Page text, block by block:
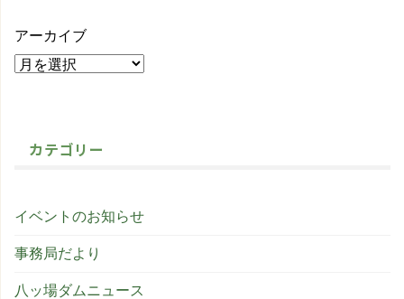
アーカイブ
カテゴリー
イベントのお知らせ
事務局だより
八ッ場ダムニュース